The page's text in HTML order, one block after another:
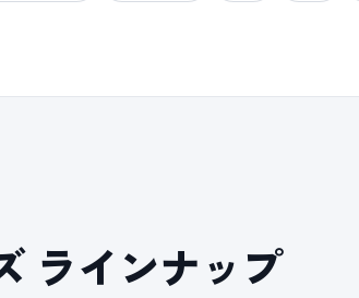
ラインナップ